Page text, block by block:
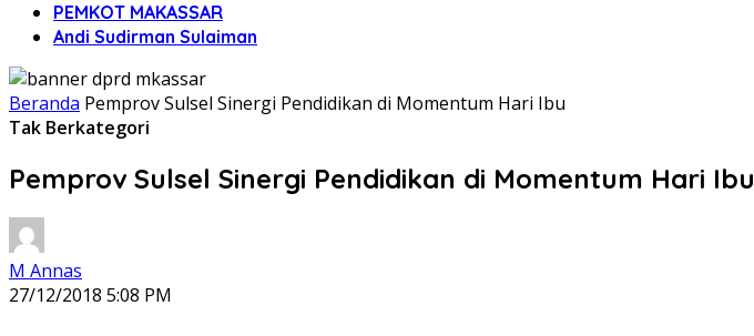
PEMKOT MAKASSAR
Andi Sudirman Sulaiman
Beranda Pemprov Sulsel Sinergi Pendidikan di Momentum Hari Ibu
Tak Berkategori
Pemprov Sulsel Sinergi Pendidikan di Momentum Hari Ibu
M Annas
27/12/2018 5:08 PM